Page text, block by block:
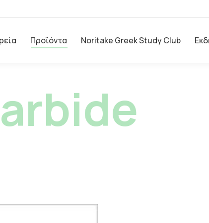
Προϊόντα Noritake Greek Study Club